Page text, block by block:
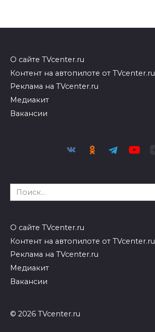
О сайте TVcenter.ru
Контент на автопилоте от TVcenter.ru
Реклама на TVcenter.ru
Медиакит
Вакансии
Search
for:
О сайте TVcenter.ru
Контент на автопилоте от TVcenter.ru
Реклама на TVcenter.ru
Медиакит
Вакансии
© 2026 TVcenter.ru